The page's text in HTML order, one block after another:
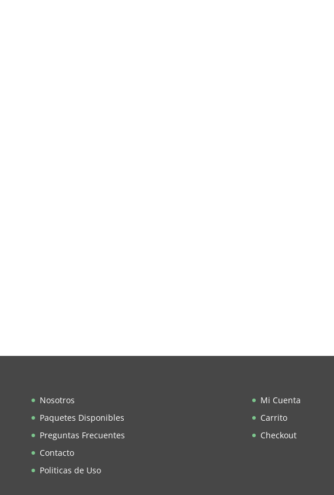
Nosotros
Paquetes Disponibles
Preguntas Frecuentes
Contacto
Politicas de Uso
Mi Cuenta
Carrito
Checkout